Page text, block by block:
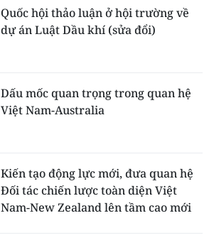
Quốc hội thảo luận ở hội trường về
dự án Luật Dầu khí (sửa đổi)
Dấu mốc quan trọng trong quan hệ
Việt Nam-Australia
Kiến tạo động lực mới, đưa quan hệ
Đối tác chiến lược toàn diện Việt
Nam-New Zealand lên tầm cao mới